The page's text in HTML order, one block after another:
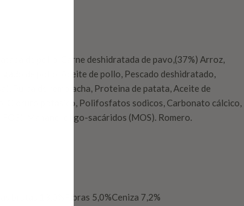
de pollo, Carne deshidratada de pavo,(37%) Arroz,
de pollo, Aceite de pollo, Pescado deshidratado,
Pulpa de remolacha, Proteina de patata, Aceite de
Cloruro potásico, Polifosfatos sodicos, Carbonato cálcico,
Manano-oligo-sacáridos (MOS). Romero.
brutas 13,0%Fibras 5,0%Ceniza 7,2%